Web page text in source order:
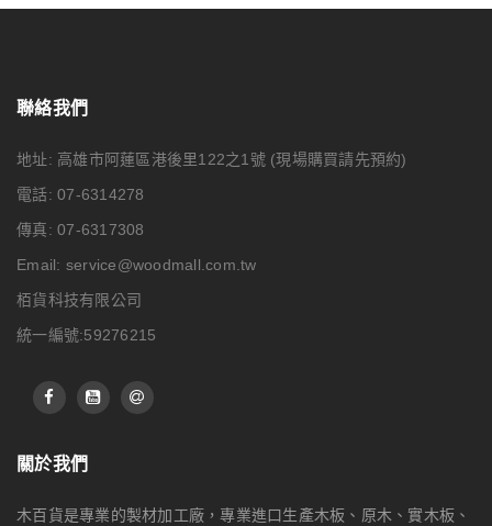
聯絡我們
地址: 高雄市阿蓮區港後里122之1號 (現場購買請先預約)
電話: 07-6314278
傳真: 07-6317308
Email: service@woodmall.com.tw
栢貨科技有限公司
統一編號:59276215
關於我們
木百貨是專業的製材加工廠，專業進口生產木板、原木、實木板、